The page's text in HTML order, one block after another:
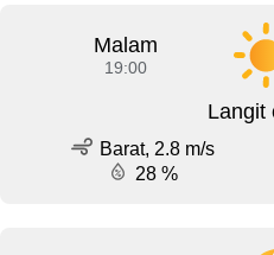
Malam
19:00
Langit
Barat, 2.8 m/s
28 %